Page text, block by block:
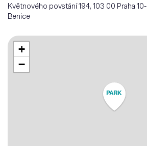
Květnového povstání 194, 103 00 Praha 10-
Benice
PARK
+
−